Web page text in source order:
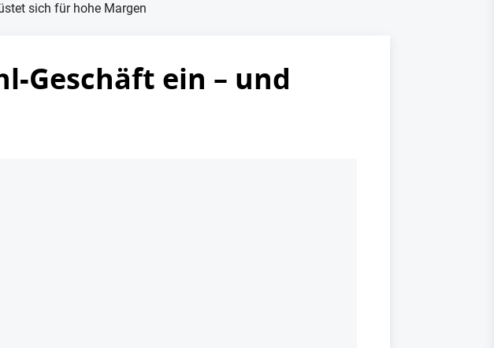
sich für hohe Margen
Geschäft ein – und